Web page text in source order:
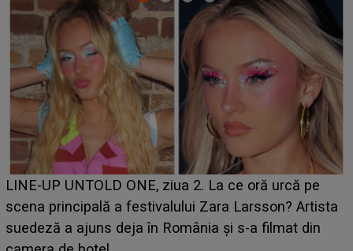
Ce a dezvăluit noua concurentă din "Casa Iubirii" l-a
luat prin surprindere pe Emanuel. CINE ESTE
BĂIATUL VIZAT de Alexandra?! Aflându-se în fața